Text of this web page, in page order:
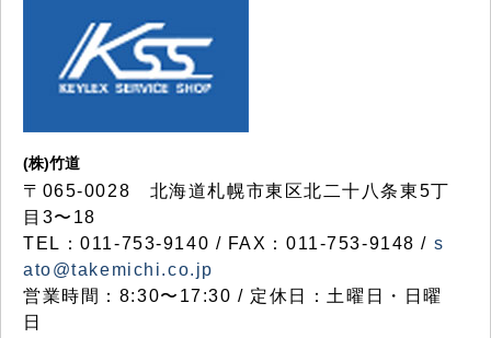
(株)竹道
〒065-0028 北海道札幌市東区北二十八条東5丁
目3〜18
TEL：011-753-9140 / FAX：011-753-9148 / s
ato@takemichi.co.jp
営業時間：8:30〜17:30 / 定休日：土曜日・日曜
日